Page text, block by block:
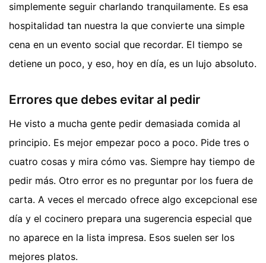
simplemente seguir charlando tranquilamente. Es esa
hospitalidad tan nuestra la que convierte una simple
cena en un evento social que recordar. El tiempo se
detiene un poco, y eso, hoy en día, es un lujo absoluto.
Errores que debes evitar al pedir
He visto a mucha gente pedir demasiada comida al
principio. Es mejor empezar poco a poco. Pide tres o
cuatro cosas y mira cómo vas. Siempre hay tiempo de
pedir más. Otro error es no preguntar por los fuera de
carta. A veces el mercado ofrece algo excepcional ese
día y el cocinero prepara una sugerencia especial que
no aparece en la lista impresa. Esos suelen ser los
mejores platos.